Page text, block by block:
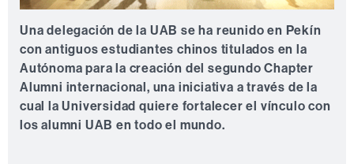
Una delegación de la UAB se ha reunido en Pekín
con antiguos estudiantes chinos titulados en la
Autónoma para la creación del segundo Chapter
Alumni internacional, una iniciativa a través de la
cual la Universidad quiere fortalecer el vínculo con
los alumni UAB en todo el mundo.